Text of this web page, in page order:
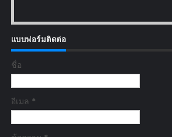
แบบฟอร์มติดต่อ
ชื่อ
อีเมล *